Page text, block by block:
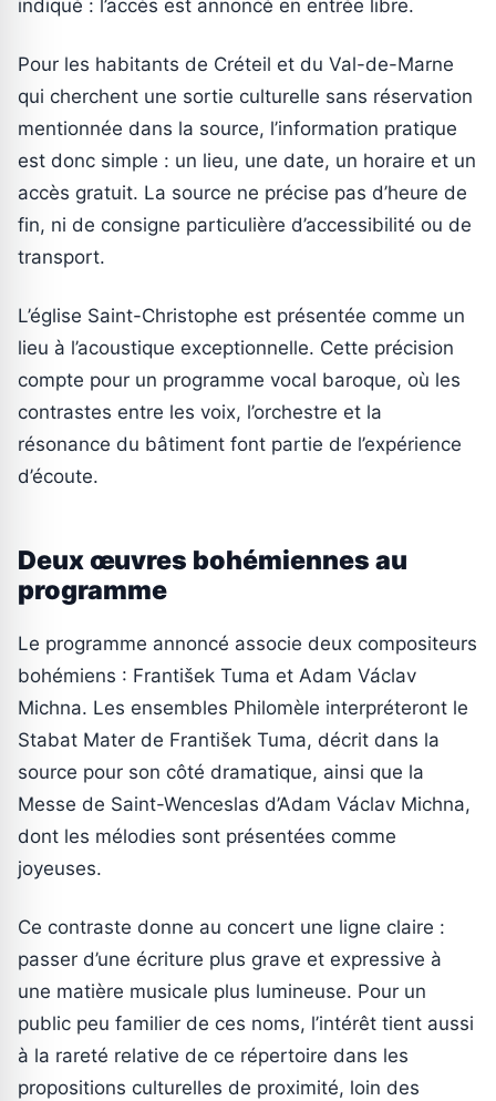
indiqué : l’accès est annoncé en entrée libre.
Pour les habitants de Créteil et du Val-de-Marne
qui cherchent une sortie culturelle sans réservation
mentionnée dans la source, l’information pratique
est donc simple : un lieu, une date, un horaire et un
accès gratuit. La source ne précise pas d’heure de
fin, ni de consigne particulière d’accessibilité ou de
transport.
L’église Saint-Christophe est présentée comme un
lieu à l’acoustique exceptionnelle. Cette précision
compte pour un programme vocal baroque, où les
contrastes entre les voix, l’orchestre et la
résonance du bâtiment font partie de l’expérience
d’écoute.
Deux œuvres bohémiennes au
programme
Le programme annoncé associe deux compositeurs
bohémiens : František Tuma et Adam Václav
Michna. Les ensembles Philomèle interpréteront le
Stabat Mater de František Tuma, décrit dans la
source pour son côté dramatique, ainsi que la
Messe de Saint-Wenceslas d’Adam Václav Michna,
dont les mélodies sont présentées comme
joyeuses.
Ce contraste donne au concert une ligne claire :
passer d’une écriture plus grave et expressive à
une matière musicale plus lumineuse. Pour un
public peu familier de ces noms, l’intérêt tient aussi
à la rareté relative de ce répertoire dans les
propositions culturelles de proximité, loin des